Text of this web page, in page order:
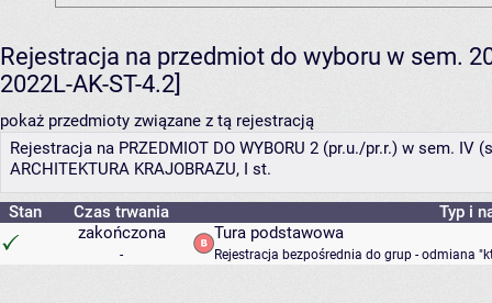
Rejestracja na przedmiot do wyboru w sem.
2022L-AK-ST-4.2]
pokaż przedmioty związane z tą rejestracją
Rejestracja na PRZEDMIOT DO WYBORU 2 (pr.u./pr.r.) w sem. IV
ARCHITEKTURA KRAJOBRAZU, I st.
Stan Czas trwania
Typ i
zakończona
-
Tura podstawowa
Rejestracja bezpośrednia do grup - odmiana